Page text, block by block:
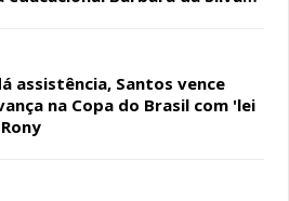
assistência, Santos vence
na Copa do Brasil com 'lei